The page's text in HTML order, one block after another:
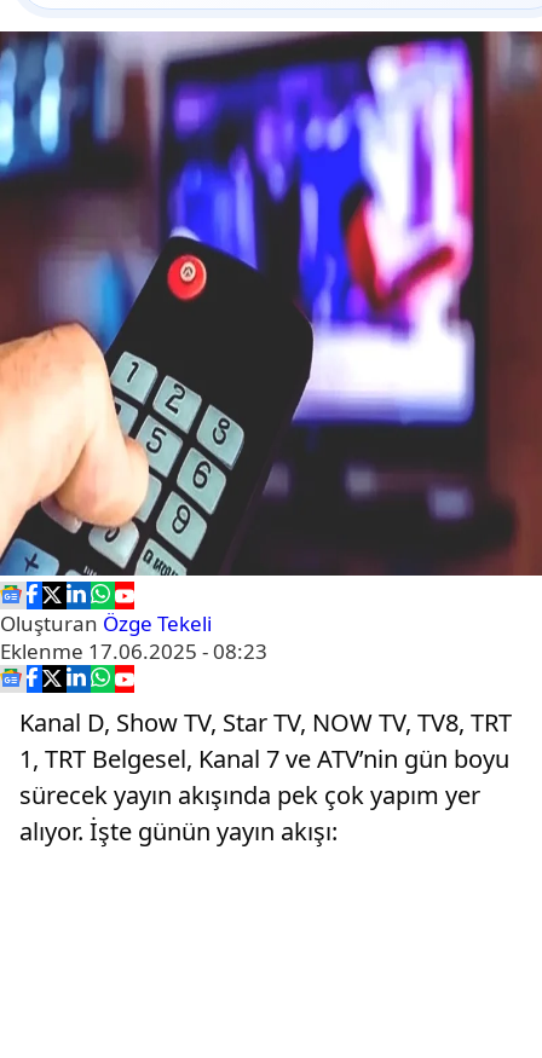
Oluşturan Özge Tekeli
Eklenme 17.06.2025 - 08:23
Kanal D, Show TV, Star TV, NOW TV, TV8, TRT
1, TRT Belgesel, Kanal 7 ve ATV’nin gün boyu
sürecek yayın akışında pek çok yapım yer
alıyor. İşte günün yayın akışı: